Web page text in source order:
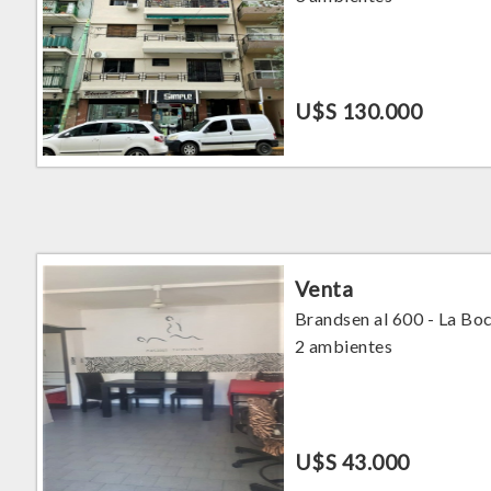
U$S 130.000
Venta
Brandsen al 600 - La
2 ambientes
U$S 43.000